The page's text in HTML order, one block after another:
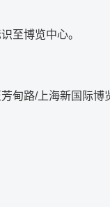
至博览中心。
甸路/上海新国际博